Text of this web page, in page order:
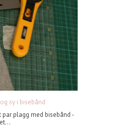
sy i bisebånd
plagg med bisebånd -